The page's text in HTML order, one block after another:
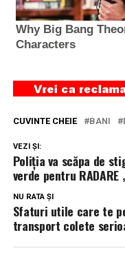
CUVINTE CHEIE BANI
VEZI ȘI:
Poliţia va scăpa de
verde pentru RADARE
NU RATA ȘI
Sfaturi utile care te
transport colete